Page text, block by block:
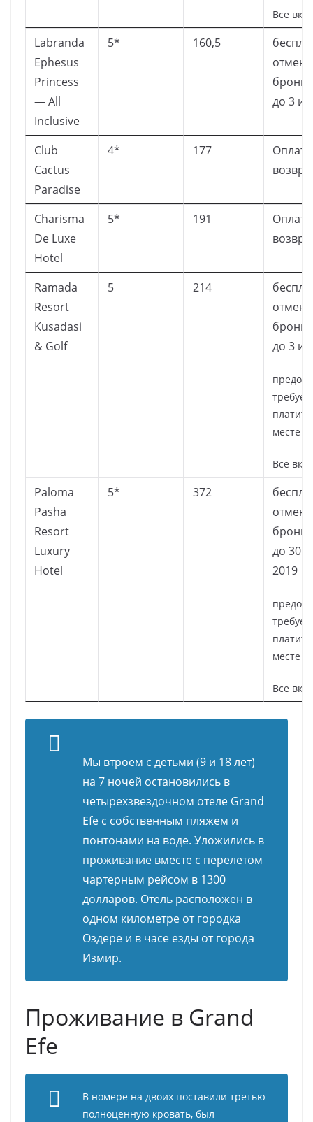
Все
Labranda
Ephesus
Princess
— All
Inclusive
5* 160,5
отмена
до 3
Club
Cactus
Paradise
4* 177
Charisma
De Luxe
Hotel
5* 191
Ramada
Resort
Kusadasi
& Golf
5 214
отмена
до 3
месте
Все
Paloma
Pasha
Resort
Luxury
Hotel
5* 372
отмена
до 30
2019
месте
Все
Мы втроем с детьми (9 и 18 лет)
на 7 ночей остановились в
четырехзвездочном отеле Grand
Efe с собственным пляжем и
понтонами на воде. Уложились в
проживание вместе с перелетом
чартерным рейсом в 1300
долларов. Отель расположен в
одном километре от городка
Оздере и в часе езды от города
Измир.
Проживание в Grand
Efe
В номере на двоих поставили третью
полноценную кровать, был